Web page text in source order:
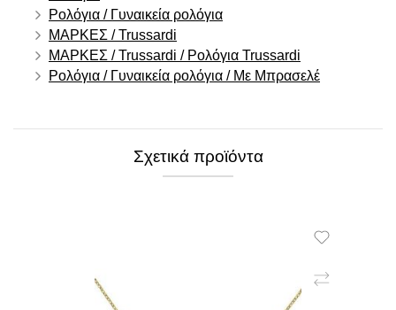
Ρολόγια / Γυναικεία ρολόγια
ΜΑΡΚΕΣ / Trussardi
ΜΑΡΚΕΣ / Trussardi / Ρολόγια Trussardi
Ρολόγια / Γυναικεία ρολόγια / Με Μπρασελέ
Σχετικά προϊόντα